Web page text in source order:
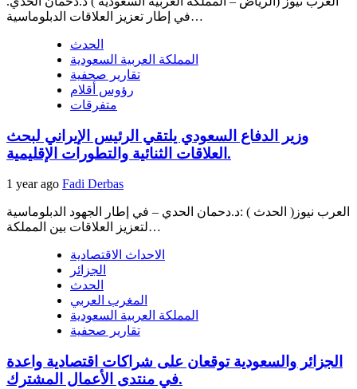
في إطار تعزيز العلاقات الدبلوماسية…
الحدث
المملكة العربية السعودية
تقارير صحفية
رؤوس أقلام
متفرقات
وزير الدفاع السعودي يلتقي الرئيس الإيراني لبحث
العلاقات الثنائية والتطورات الإقليمية.
1 year ago Fadi Derbas
العرب نيوز( الحدث ) :د.دحمان الحدي – في إطار الجهود الدبلوماسية
لتعزيز العلاقات بين المملكة…
الاحداث الاقتصادية
الجزائر
الحدث
المغرب العربي
المملكة العربية السعودية
تقارير صحفية
الجزائر والسعودية توقعان على شراكات اقتصادية واعدة
في منتدى الأعمال المشترك.